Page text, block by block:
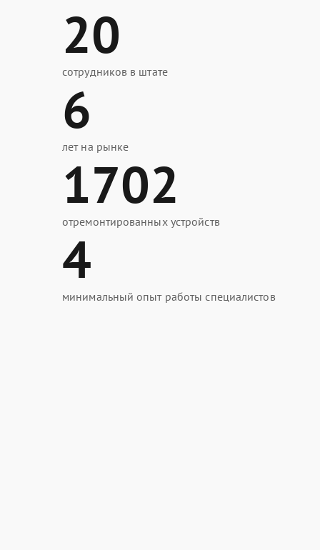
20
сотрудников в штате
6
лет на рынке
1702
отремонтированных устройств
4
минимальный опыт работы специалистов